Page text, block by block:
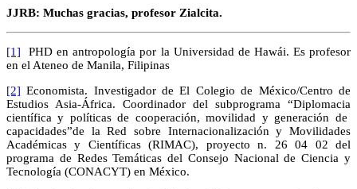
JJRB: Muchas gracias, profesor Zialcita.
[1] PHD en antropología por la Universidad de Hawái. Es profesor
en el Ateneo de Manila, Filipinas
[2] Economista. Investigador de El Colegio de México/Centro de
Estudios Asia-África. Coordinador del subprograma “Diplomacia
científica y políticas de cooperación, movilidad y generación de
capacidades”de la Red sobre Internacionalización y Movilidades
Académicas y Científicas (RIMAC), proyecto n. 26 04 02 del
programa de Redes Temáticas del Consejo Nacional de Ciencia y
Tecnología (CONACYT) en México.